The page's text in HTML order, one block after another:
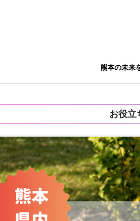
熊本の未来
お役立